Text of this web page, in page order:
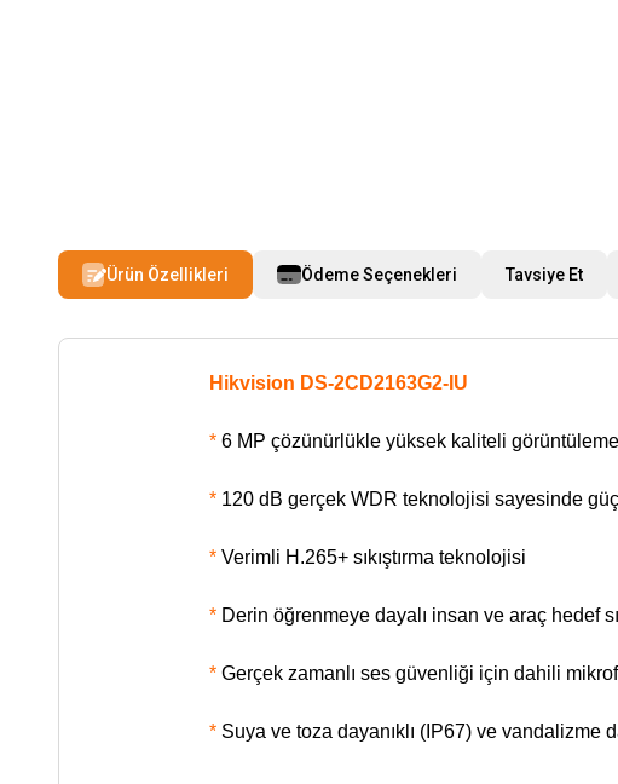
Ürün Özellikleri Ödeme Seçenekleri Tavsiye Et
Hikvision DS-2CD2163G2-IU
* 6 MP çözünürlükle yüksek kaliteli görüntüleme
* 120 dB gerçek WDR teknolojisi sayesinde
* Verimli H.265+ sıkıştırma teknolojisi
* Derin öğrenmeye dayalı insan ve araç hedef
* Gerçek zamanlı ses güvenliği için dahili
* Suya ve toza dayanıklı (IP67) ve vandalizme